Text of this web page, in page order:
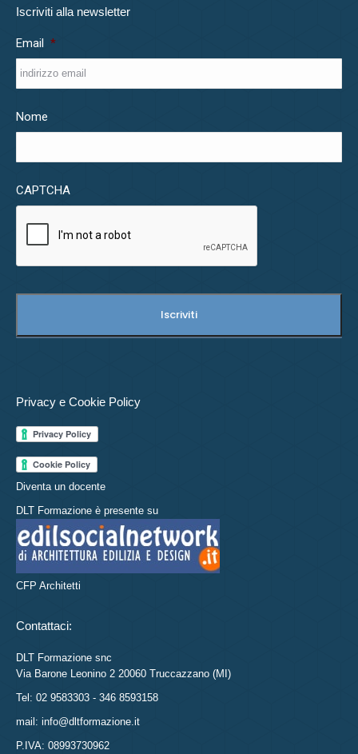
Iscriviti alla newsletter
Email *
Nome
CAPTCHA
Privacy e Cookie Policy
Diventa un docente
DLT Formazione è presente su
CFP Architetti
Contattaci:
DLT Formazione snc
Via Barone Leonino 2 20060 Truccazzano (MI)
Tel: 02 9583303 - 346 8593158
mail: info@dltformazione.it
P.IVA: 08993730962